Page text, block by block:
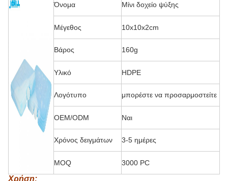
Όνομα Μίνι δοχείο ψύξης
Μέγεθος 10x10x2cm
Βάρος 160g
Υλικό HDPE
Λογότυπο μπορέστε να προσαρμοστείτε
OEM/ODM Ναι
Χρόνος δειγμάτων 3-5 ημέρες
MOQ 3000 PC
Χρήση: